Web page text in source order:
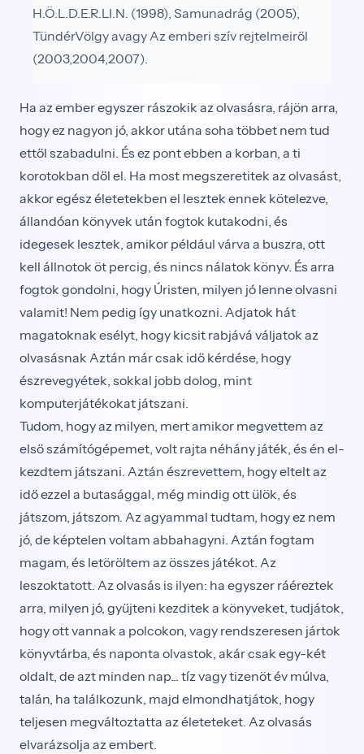
H.Ö.L.D.E.R.LI.N. (1998), Samunadrág (2005),
TündérVölgy avagy Az emberi szív rejtelmeiről
(2003,2004,2007).
Ha az ember egyszer rászokik az olvasásra, rájön arra,
hogy ez nagyon jó, akkor utána soha többet nem tud
ettől szabadulni. És ez pont ebben a korban, a ti
korotokban dől el. Ha most meg­szeretitek az olvasást,
akkor egész életetekben el lesztek ennek kötelezve,
állandóan könyvek után fogtok kuta­kodni, és
idegesek lesztek, amikor például várva a busz­ra, ott
kell állnotok öt percig, és nincs nálatok könyv. És arra
fogtok gondolni, hogy Úristen, milyen jó lenne ol­vasni
valamit! Nem pedig így unatkozni. Adjatok hát
magatoknak esélyt, hogy kicsit rabjává váljatok az
olva­sásnak Aztán már csak idő kérdése, hogy
észrevegyétek, sokkal jobb dolog, mint
komputerjátékokat játsza­ni.
Tudom, hogy az milyen, mert amikor megvettem az
első számítógépemet, volt rajta néhány játék, és én el­
kezdtem játszani. Aztán észrevettem, hogy eltelt az
idő ezzel a butasággal, még mindig ott ülök, és
játszom, ját­szom. Az agyammal tudtam, hogy ez nem
jó, de képte­len voltam abbahagyni. Aztán fogtam
magam, és letö­röltem az összes játékot. Az
leszoktatott. Az olvasás is ilyen: ha egyszer ráéreztek
arra, milyen jó, gyűjteni kezditek a könyveket, tudjátok,
hogy ott vannak a polco­kon, vagy rendszeresen jártok
könyvtárba, és naponta olvastok, akár csak egy-két
oldalt, de azt minden nap... tíz vagy tizenöt év múlva,
talán, ha találkozunk, majd elmondhatjátok, hogy
teljesen megváltoztatta az életeteket. Az olvasás
elvarázsolja az embert.